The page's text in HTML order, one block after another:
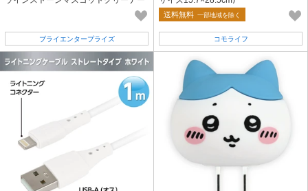
ブライエンタープライズ
送料無料 一部地域を除く
コモライフ